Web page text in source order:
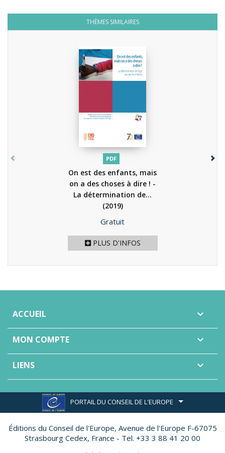
THÈMES SIMILAIRES
PDF
On est des enfants, mais
on a des choses à dire ! -
La détermination de...
(2019)
Prix
Gratuit
PLUS D'INFOS
ACCUEIL 
MON COMPTE 
LIENS 
PORTAIL DU CONSEIL DE L'EUROPE
Éditions du Conseil de l'Europe, Avenue de l'Europe F-67075
Strasbourg Cedex, France - Tel. +33 3 88 41 20 00